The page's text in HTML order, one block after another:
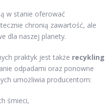
w stanie oferować
chronią zawartość, ale
dla naszej planety.
praktyk jest także recykling
odpadami oraz ponowne
umożliwia producentom:
śmieci,